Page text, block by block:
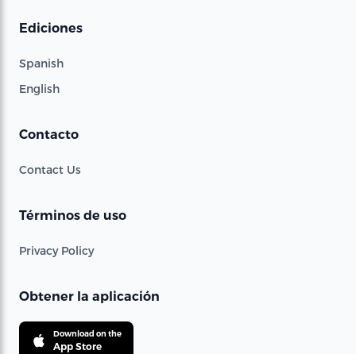
Ediciones
Spanish
English
Contacto
Contact Us
Términos de uso
Privacy Policy
Obtener la aplicación
Download on the
App Store